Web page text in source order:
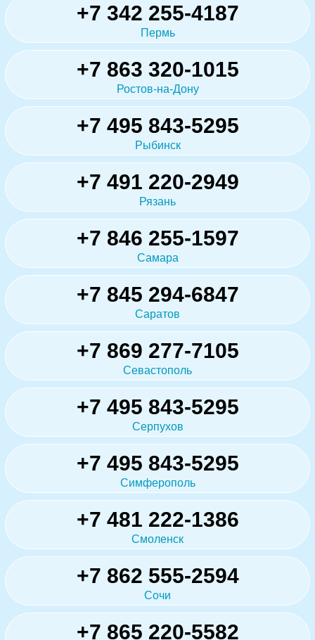
+7 342 255-4187
Пермь
+7 863 320-1015
Ростов-на-Дону
+7 495 843-5295
Рыбинск
+7 491 220-2949
Рязань
+7 846 255-1597
Самара
+7 845 294-6847
Саратов
+7 869 277-7105
Севастополь
+7 495 843-5295
Серпухов
+7 495 843-5295
Симферополь
+7 481 222-1386
Смоленск
+7 862 555-2594
Сочи
+7 865 220-5582